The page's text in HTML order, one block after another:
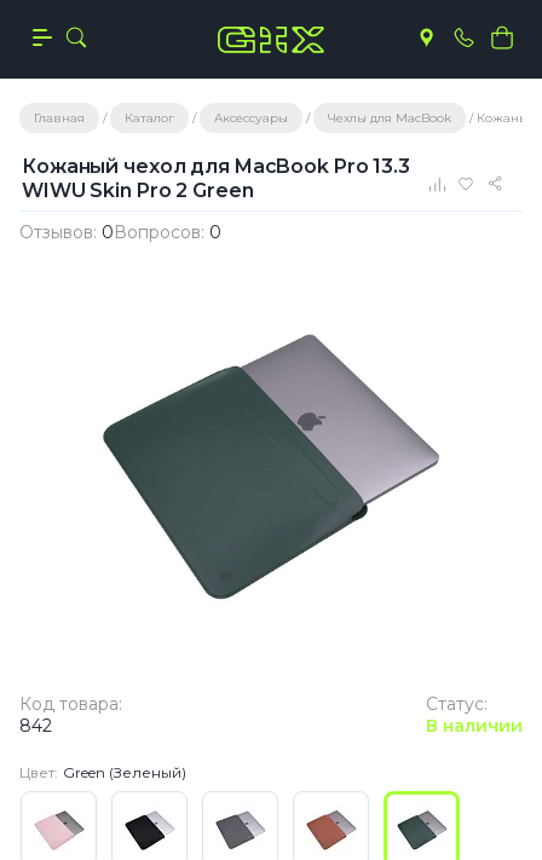
Главная Каталог Аксессуары Чехлы для MacBook Кожаный
Кожаный чехол для MacBook Pro 13.3
WIWU Skin Pro 2 Green
Отзывов: 0Вопросов: 0
Статус:
В наличии
Код товара:
842
Цвет: Green (Зеленый)